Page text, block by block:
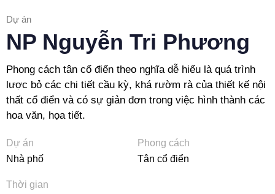
Dự án
NP Nguyễn Tri Phương
Phong cách tân cổ điển theo nghĩa dễ hiểu là quá trình
lược bỏ các chi tiết cầu kỳ, khá rườm rà của thiết kế nội
thất cổ điển và có sự giản đơn trong việc hình thành các
hoa văn, họa tiết.
Dự án
Nhà phố
Phong cách
Tân cổ điển
Thời gian